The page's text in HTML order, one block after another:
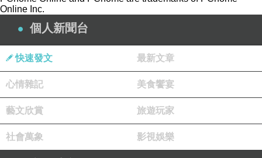
來更有信心！
保養與周邊產品選購：從相機機身、電池、記憶
卡的使用操作與細部保養，到周邊配備如腳架、
駛得萬年相機囉！
如何拍出好作品：多看、多使用小道具，教讀者
作者簡介周姿吟，本為服裝設計科班出身，曾在
服裝界玩過幾年，數位化時代初期，愛上電腦美
Online Inc.
個人新聞台
快速發文 最新文章
心情雜記 美食饗宴
藝文欣賞 旅遊玩家
社會萬象 影視娛樂